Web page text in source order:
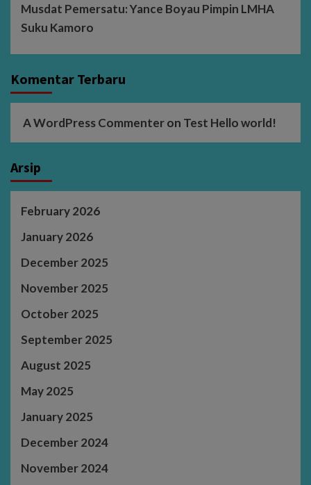
Musdat Pemersatu: Yance Boyau Pimpin LMHA
Suku Kamoro
Komentar Terbaru
A WordPress Commenteron Test Hello world!
Arsip
February 2026
January 2026
December 2025
November 2025
October 2025
September 2025
August 2025
May 2025
January 2025
December 2024
November 2024